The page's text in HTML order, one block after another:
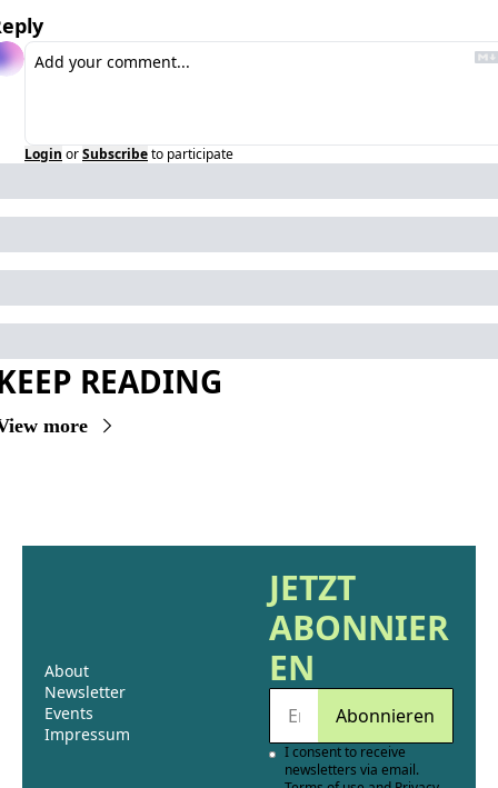
Login orSubscribeto participate
READING
more
About
Newsletter
Events
Impressum
JETZT
ABONNIER
EN
Abonnieren
I consent to receive
newsletters via email.